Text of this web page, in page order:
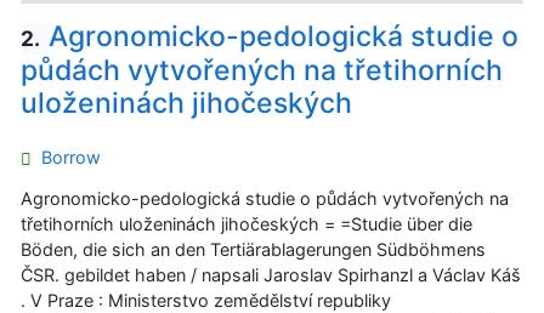
2. Agronomicko-pedologická studie o
půdách vytvořených na třetihorních
uloženinách jihočeských
Borrow
Agronomicko-pedologická studie o půdách vytvořených na
třetihorních uloženinách jihočeských = =Studie über die
Böden, die sich an den Tertiärablagerungen Südböhmens
ČSR. gebildet haben / napsali Jaroslav Spirhanzl a Václav Káš
. V Praze : Ministerstvo zemědělství republiky